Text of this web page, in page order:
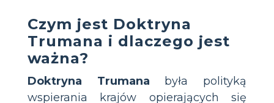
Czym jest Doktryna
Trumana i dlaczego jest
ważna?
Doktryna Trumana była polityką
wspierania krajów opierających się